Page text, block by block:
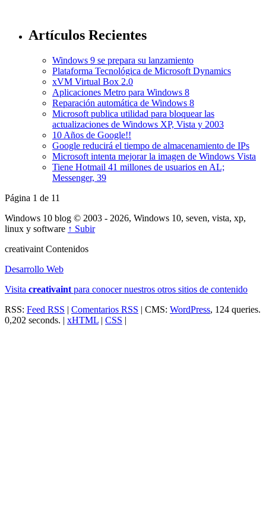
Artículos Recientes
Windows 9 se prepara su lanzamiento
Plataforma Tecnológica de Microsoft Dynamics
xVM Virtual Box 2.0
Aplicaciones Metro para Windows 8
Reparación automática de Windows 8
Microsoft publica utilidad para bloquear las
actualizaciones de Windows XP, Vista y 2003
10 Años de Google!!
Google reducirá el tiempo de almacenamiento de IPs
Microsoft intenta mejorar la imagen de Windows Vista
Tiene Hotmail 41 millones de usuarios en AL;
Messenger, 39
Página 1 de 11
Windows 10 blog © 2003 - 2026, Windows 10, seven, vista, xp,
linux y software ↑ Subir
creativaint Contenidos
Desarrollo Web
Visita creativaint para conocer nuestros otros sitios de contenido
RSS: Feed RSS | Comentarios RSS | CMS: WordPress, 124 queries.
0,202 seconds. | xHTML | CSS |